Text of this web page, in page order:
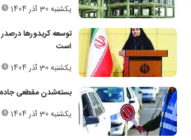
یکشنبه 30 آذر 1404
توسعه کریدورها
است
یکشنبه 30 آذر 1404
بسته‌شدن مقطعی جاده
یکشنبه 30 آذر 1404